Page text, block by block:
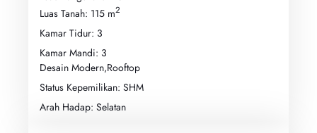
Luas Tanah: 115 m2
Kamar Tidur: 3
Kamar Mandi: 3
Desain Modern,Rooftop
Status Kepemilikan: SHM
Arah Hadap: Selatan